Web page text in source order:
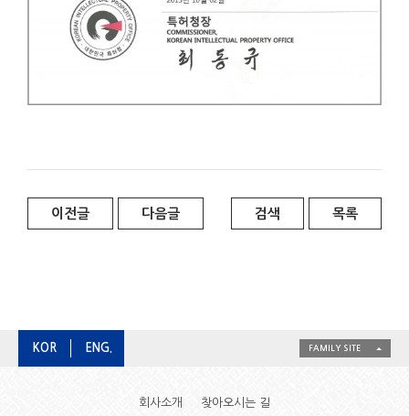
이전글 다음글 검색 목록
KOR ENG. FAMILY SITE
회사소개 찾아오시는 길